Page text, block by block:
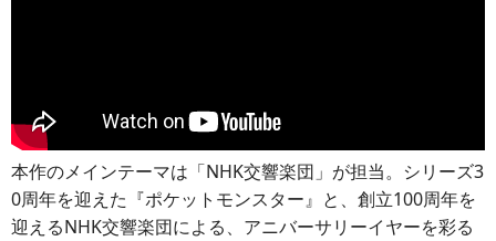
本作のメインテーマは「NHK交響楽団」が担当。シリーズ3
0周年を迎えた『ポケットモンスター』と、創立100周年を
迎えるNHK交響楽団による、アニバーサリーイヤーを彩る